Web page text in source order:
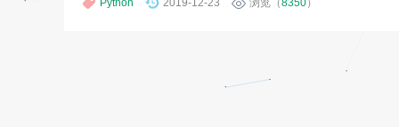
Python 2019-12-23 浏览（8350）